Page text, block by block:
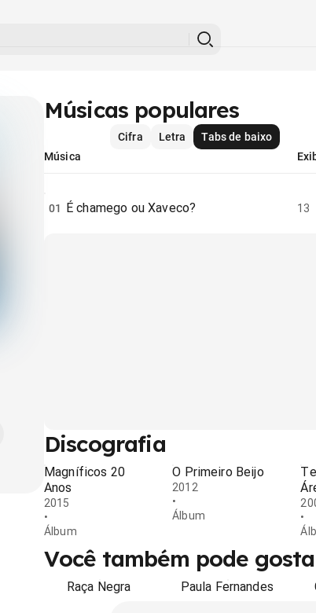
Músicas populares
Cifra Letra
Tabs de baixo
Música
01 É chamego ou Xaveco? 13
Discografia
Magníficos 20
Anos
2015
•
Álbum
O Primeiro Beijo
2012
•
Álbum
•
Você também pode
Raça Negra Paula Fernandes